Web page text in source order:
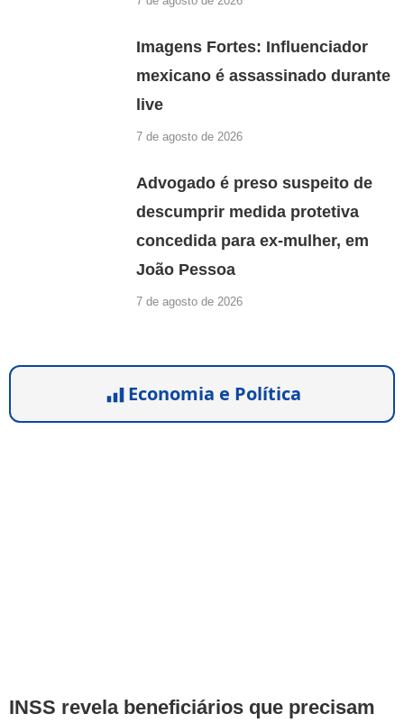
Imagens Fortes: Influenciador
mexicano é assassinado durante
live
7 de agosto de 2026
Advogado é preso suspeito de
descumprir medida protetiva
concedida para ex-mulher, em
João Pessoa
7 de agosto de 2026
Economia e Política
INSS revela beneficiários que precisam